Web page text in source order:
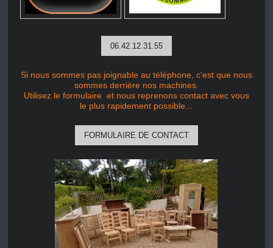
06.42.12.31.55
Si nous sommes pas joignable au téléphone, c'est que nous
sommes derrière nos machines.
Utilisez le formulaire et nous reprenons contact avec vous
le plus rapidement possible...
FORMULAIRE DE CONTACT